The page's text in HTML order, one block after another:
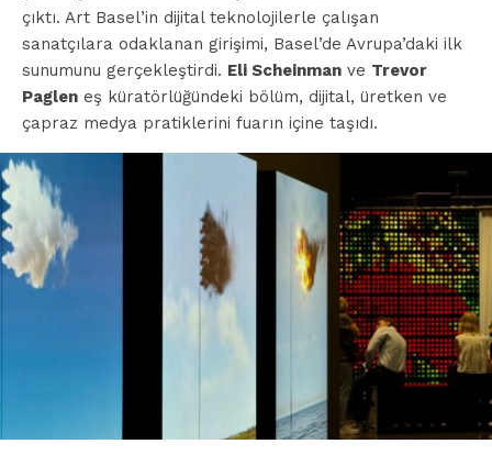
çıktı. Art Basel’in dijital teknolojilerle çalışan
sanatçılara odaklanan girişimi, Basel’de Avrupa’daki ilk
sunumunu gerçekleştirdi. Eli Scheinman ve Trevor
Paglen eş küratörlüğündeki bölüm, dijital, üretken ve
çapraz medya pratiklerini fuarın içine taşıdı.